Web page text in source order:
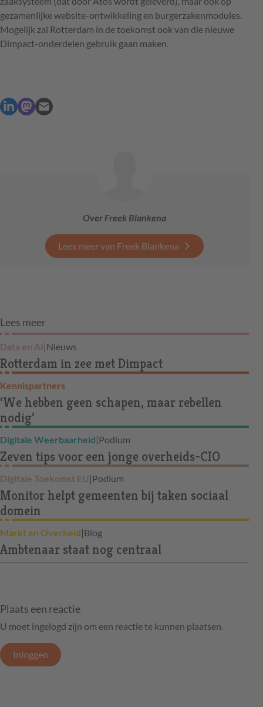
gezamenlijke website-ontwikkeling en burgerzakenmodules.
Mogelijk zal Rotterdam in de toekomst ook van die nieuwe
Dimpact-onderdelen gebruik gaan maken.
Over Freek Blankena
Lees meer van Freek Blankena
Lees meer
Data en AI |Nieuws
Rotterdam in zee met Dimpact
Kennispartners
‘We hebben geen schapen, maar rebellen
nodig’
Digitale Weerbaarheid|Podium
Zeven tips voor een jonge overheids-CIO
Digitale Toekomst EU |Podium
Monitor helpt gemeenten bij taken sociaal
domein
Markt en Overheid|Blog
Ambtenaar staat nog centraal
Plaats een reactie
U moet ingelogd zijn om een reactie te kunnen plaatsen.
Inloggen